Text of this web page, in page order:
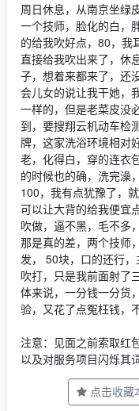
周日休息，从南京坐绿
一个技师，脸化的白，
的给我吹好点，80，我
直接给我吹出来了，休
子，想着来都来了，还
会儿女的说让我干她，
一样的，但是老菜皮没
到，要搜翔云机动车检
牌，这家洗浴环境相对
老，化得白，穿的连衣
的时候也的确，洗完澡
100，我有点犹豫了，
可以让大背的给我便宜
吹做，逼不黑，毛不多
那是真的差，两个技师
发， 50块，口的还行
吹打，只是我前面射了
体来说，一分钱一分货
验，又花了点冤枉钱，
注意：见面之前索取红
以及对服务项目闪烁其
点击收藏